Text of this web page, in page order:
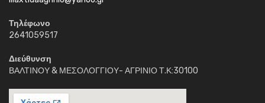
Τηλέφωνο
2641059517
Διεύθυνση
ΒΑΛΤΙΝΟΥ & ΜΕΣΟΛΟΓΓΙΟΥ- ΑΓΡΙΝΙΟ Τ.Κ:30100